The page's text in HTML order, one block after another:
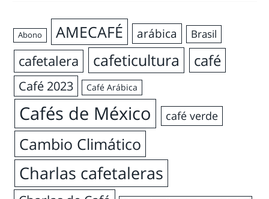
Abono AMECAFÉ arábica Brasil
cafetalera cafeticultura café
Café 2023 Café Arábica
Cafés de México café verde
Cambio Climático
Charlas cafetaleras